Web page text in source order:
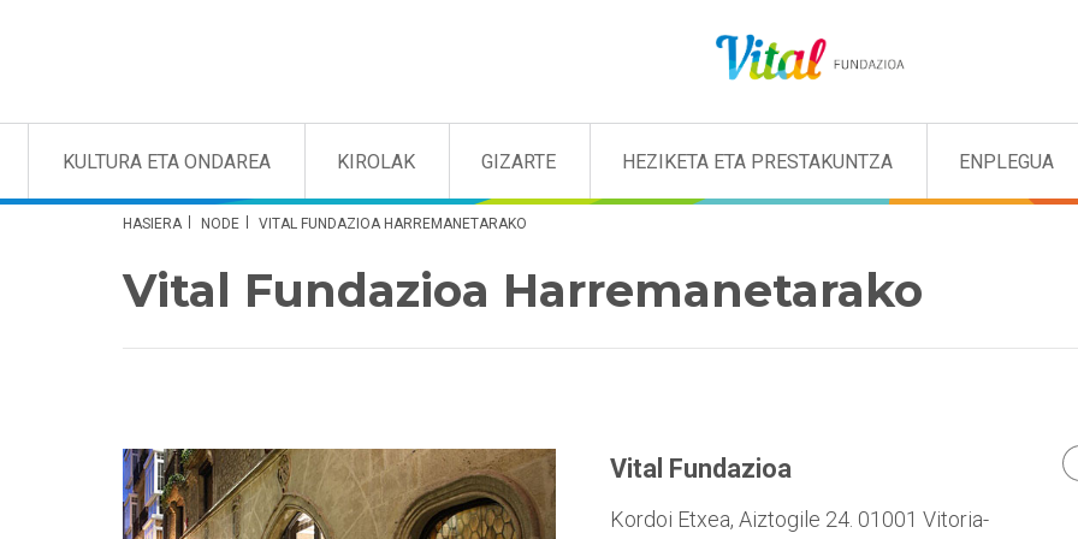
KULTURA ETA ONDAREA KIROLAK GIZARTE HEZIKETA ETA PRESTAKUNTZA ENPLEGUA
HASIERA NODE VITAL FUNDAZIOA HARREMANETARAKO
Vital Fundazioa Harremanetarako
Vital Fundazioa
Kordoi Etxea, Aiztogile 24. 01001 Vitoria-